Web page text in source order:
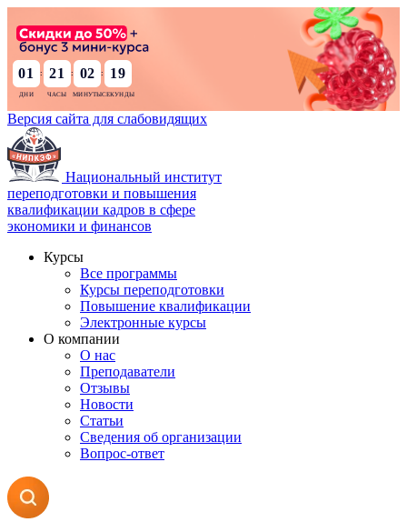
01 : 21 : 02 : 17
Версия сайта для слабовидящих
Национальный институт
переподготовки и повышения
квалификации кадров в сфере
экономики и финансов
Курсы
Все программы
Курсы переподготовки
Повышение квалификации
Электронные курсы
О компании
О нас
Преподаватели
Отзывы
Новости
Статьи
Сведения об организации
Вопрос-ответ